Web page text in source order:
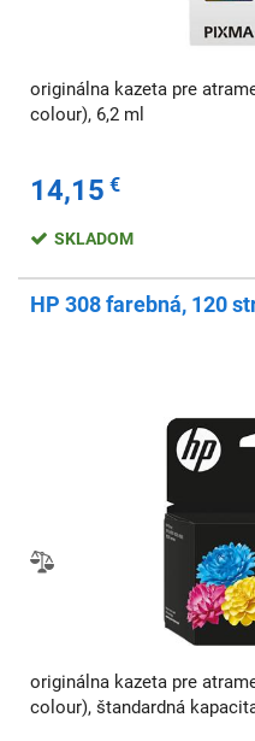
originálna kazeta pre
colour), 6,2 ml
14,15 €
SKLADOM
HP 308 farebná, 120
originálna kazeta pre
colour), štandardná